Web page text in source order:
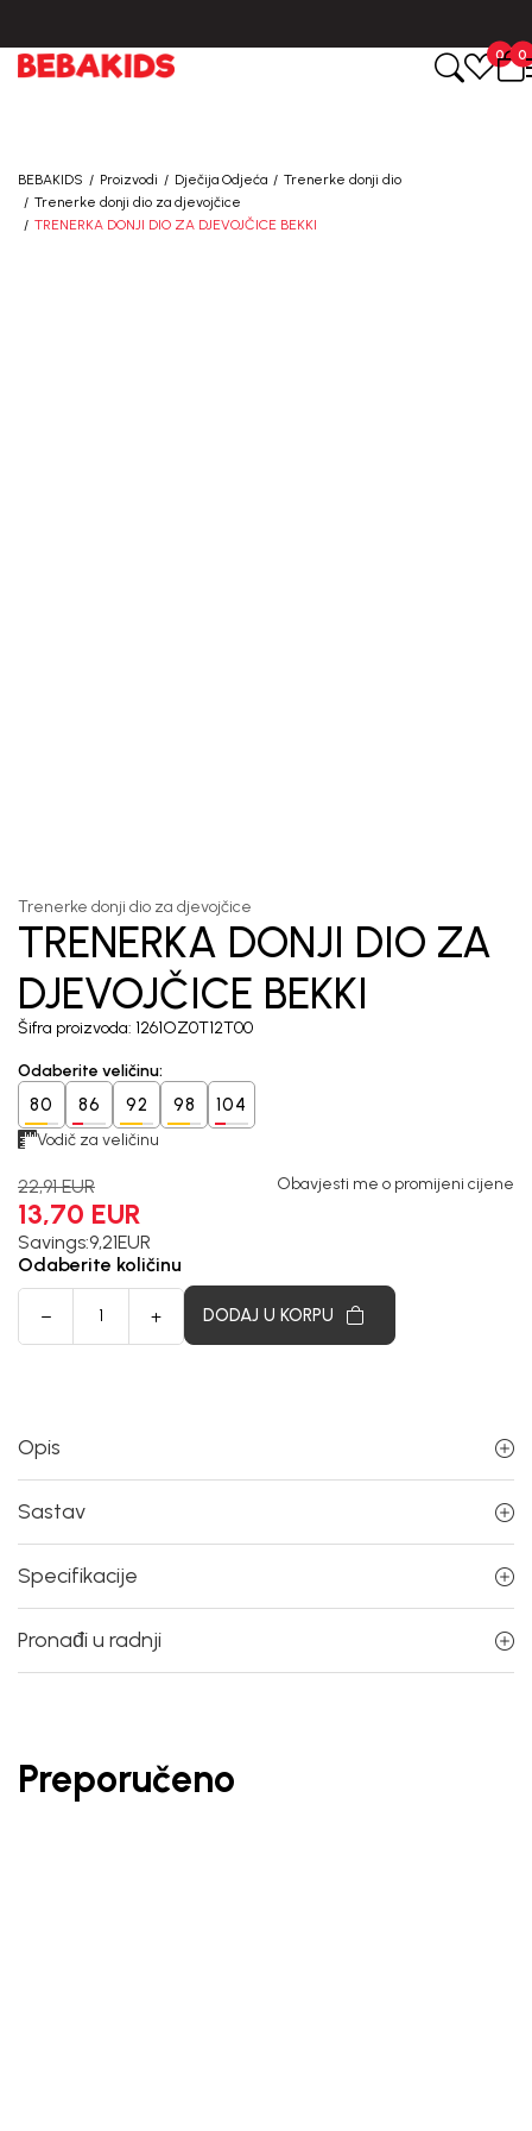
0 0
BEBAKIDS Proizvodi Dječija Odjeća
Trenerke donji dio
Trenerke donji dio za djevojčice
TRENERKA DONJI DIO ZA DJEVOJČICE BEKKI
Trenerke donji dio za djevojčice
TRENERKA DONJI DIO ZA
DJEVOJČICE BEKKI
Šifra proizvoda: 1261OZ0T12T00
Odaberite veličinu:
80 86 92 98 104
Vodič za veličinu
22,91 EUR
13,70 EUR
Savings:9,21EUR
Obavjesti me o promijeni cijene
Odaberite količinu
DODAJ U KORPU
Opis
Sastav
Specifikacije
Pronađi u radnji
Preporučeno